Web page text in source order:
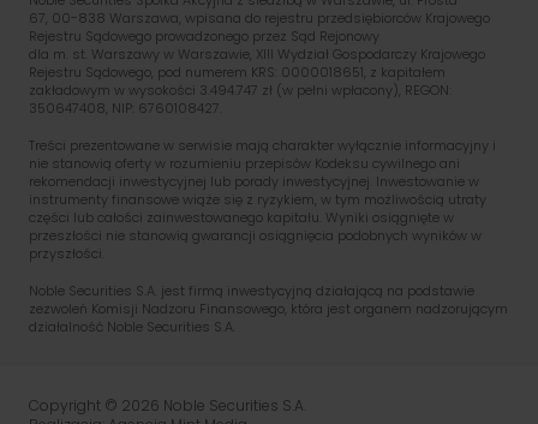
EN
PL
67, 00-838 Warszawa, wpisana do rejestru przedsiębiorców Krajowego
Rejestru Sądowego prowadzonego przez Sąd Rejonowy
dla m. st. Warszawy w Warszawie, XIII Wydział Gospodarczy Krajowego
Rejestru Sądowego, pod numerem KRS: 0000018651, z kapitałem
zakładowym w wysokości 3.494.747 zł (w pełni wpłacony), REGON:
350647408, NIP: 6760108427.
Treści prezentowane w serwisie mają charakter wyłącznie informacyjny i
nie stanowią oferty w rozumieniu przepisów Kodeksu cywilnego ani
rekomendacji inwestycyjnej lub porady inwestycyjnej. Inwestowanie w
instrumenty finansowe wiąże się z ryzykiem, w tym możliwością utraty
części lub całości zainwestowanego kapitału. Wyniki osiągnięte w
przeszłości nie stanowią gwarancji osiągnięcia podobnych wyników w
przyszłości.
Noble Securities S.A. jest firmą inwestycyjną działającą na podstawie
zezwoleń Komisji Nadzoru Finansowego, która jest organem nadzorującym
działalność Noble Securities S.A.
Copyright © 2026 Noble Securities S.A.